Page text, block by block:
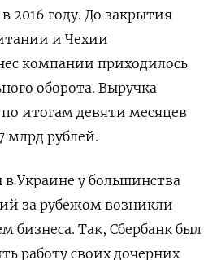
2016 году. До закрытия
и Чехии
компании приходилось
оборота. Выручка
итогам девяти месяцев
млрд рублей.
Украине у большинства
за рубежом возникли
бизнеса. Так, Сбербанк был
работу своих дочерних